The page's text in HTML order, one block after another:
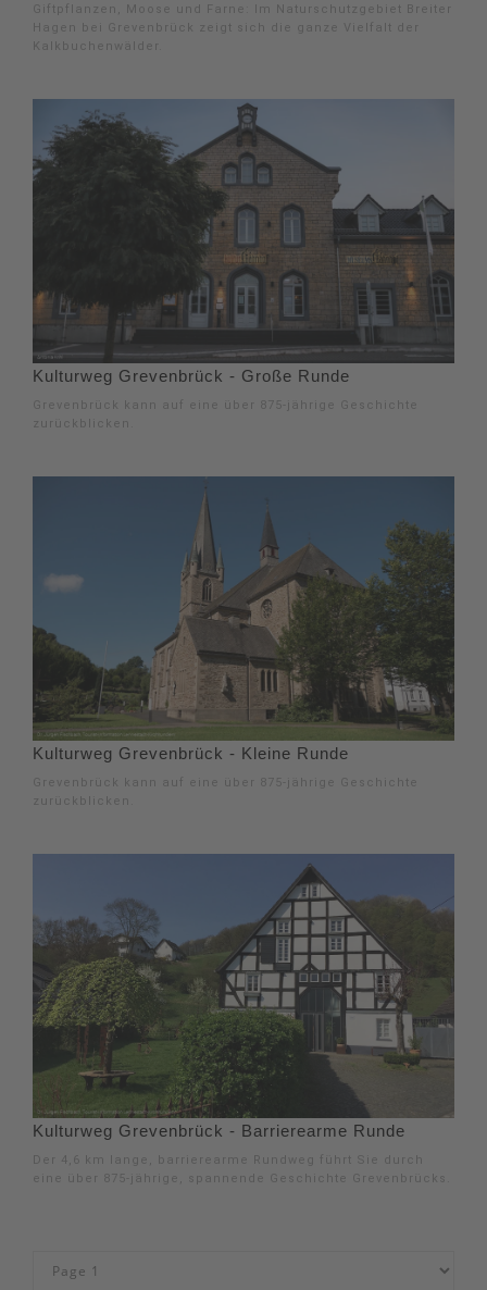
Giftpflanzen, Moose und Farne: Im Naturschutzgebiet Breiter
Hagen bei Grevenbrück zeigt sich die ganze Vielfalt der
Kalkbuchenwälder.
Kulturweg Grevenbrück - Große Runde
Grevenbrück kann auf eine über 875-jährige Geschichte
zurückblicken.
Kulturweg Grevenbrück - Kleine Runde
Grevenbrück kann auf eine über 875-jährige Geschichte
zurückblicken.
Kulturweg Grevenbrück - Barrierearme Runde
Der 4,6 km lange, barrierearme Rundweg führt Sie durch
eine über 875-jährige, spannende Geschichte Grevenbrücks.